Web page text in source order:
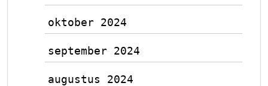
oktober 2024
september 2024
augustus 2024